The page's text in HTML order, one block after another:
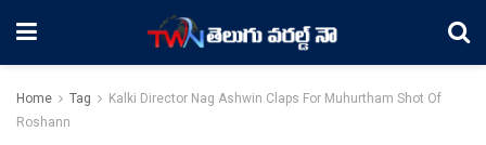
Home Tag
Kalki Director Nag Ashwin Claps For Muhurtham Shot Of
Roshann